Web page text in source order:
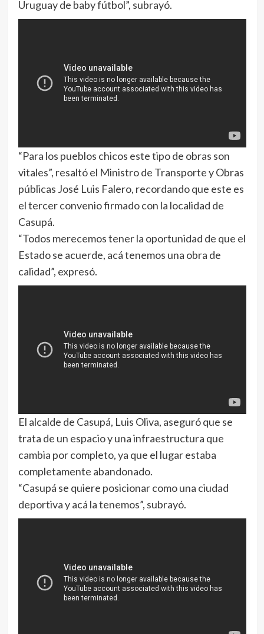
Uruguay de baby fútbol”, subrayó.
“Para los pueblos chicos este tipo de obras son
vitales”, resaltó el Ministro de Transporte y Obras
públicas José Luis Falero, recordando que este es
el tercer convenio firmado con la localidad de
Casupá.
“Todos merecemos tener la oportunidad de que el
Estado se acuerde, acá tenemos una obra de
calidad”, expresó.
El alcalde de Casupá, Luis Oliva, aseguró que se
trata de un espacio y una infraestructura que
cambia por completo, ya que el lugar estaba
completamente abandonado.
“Casupá se quiere posicionar como una ciudad
deportiva y acá la tenemos”, subrayó.